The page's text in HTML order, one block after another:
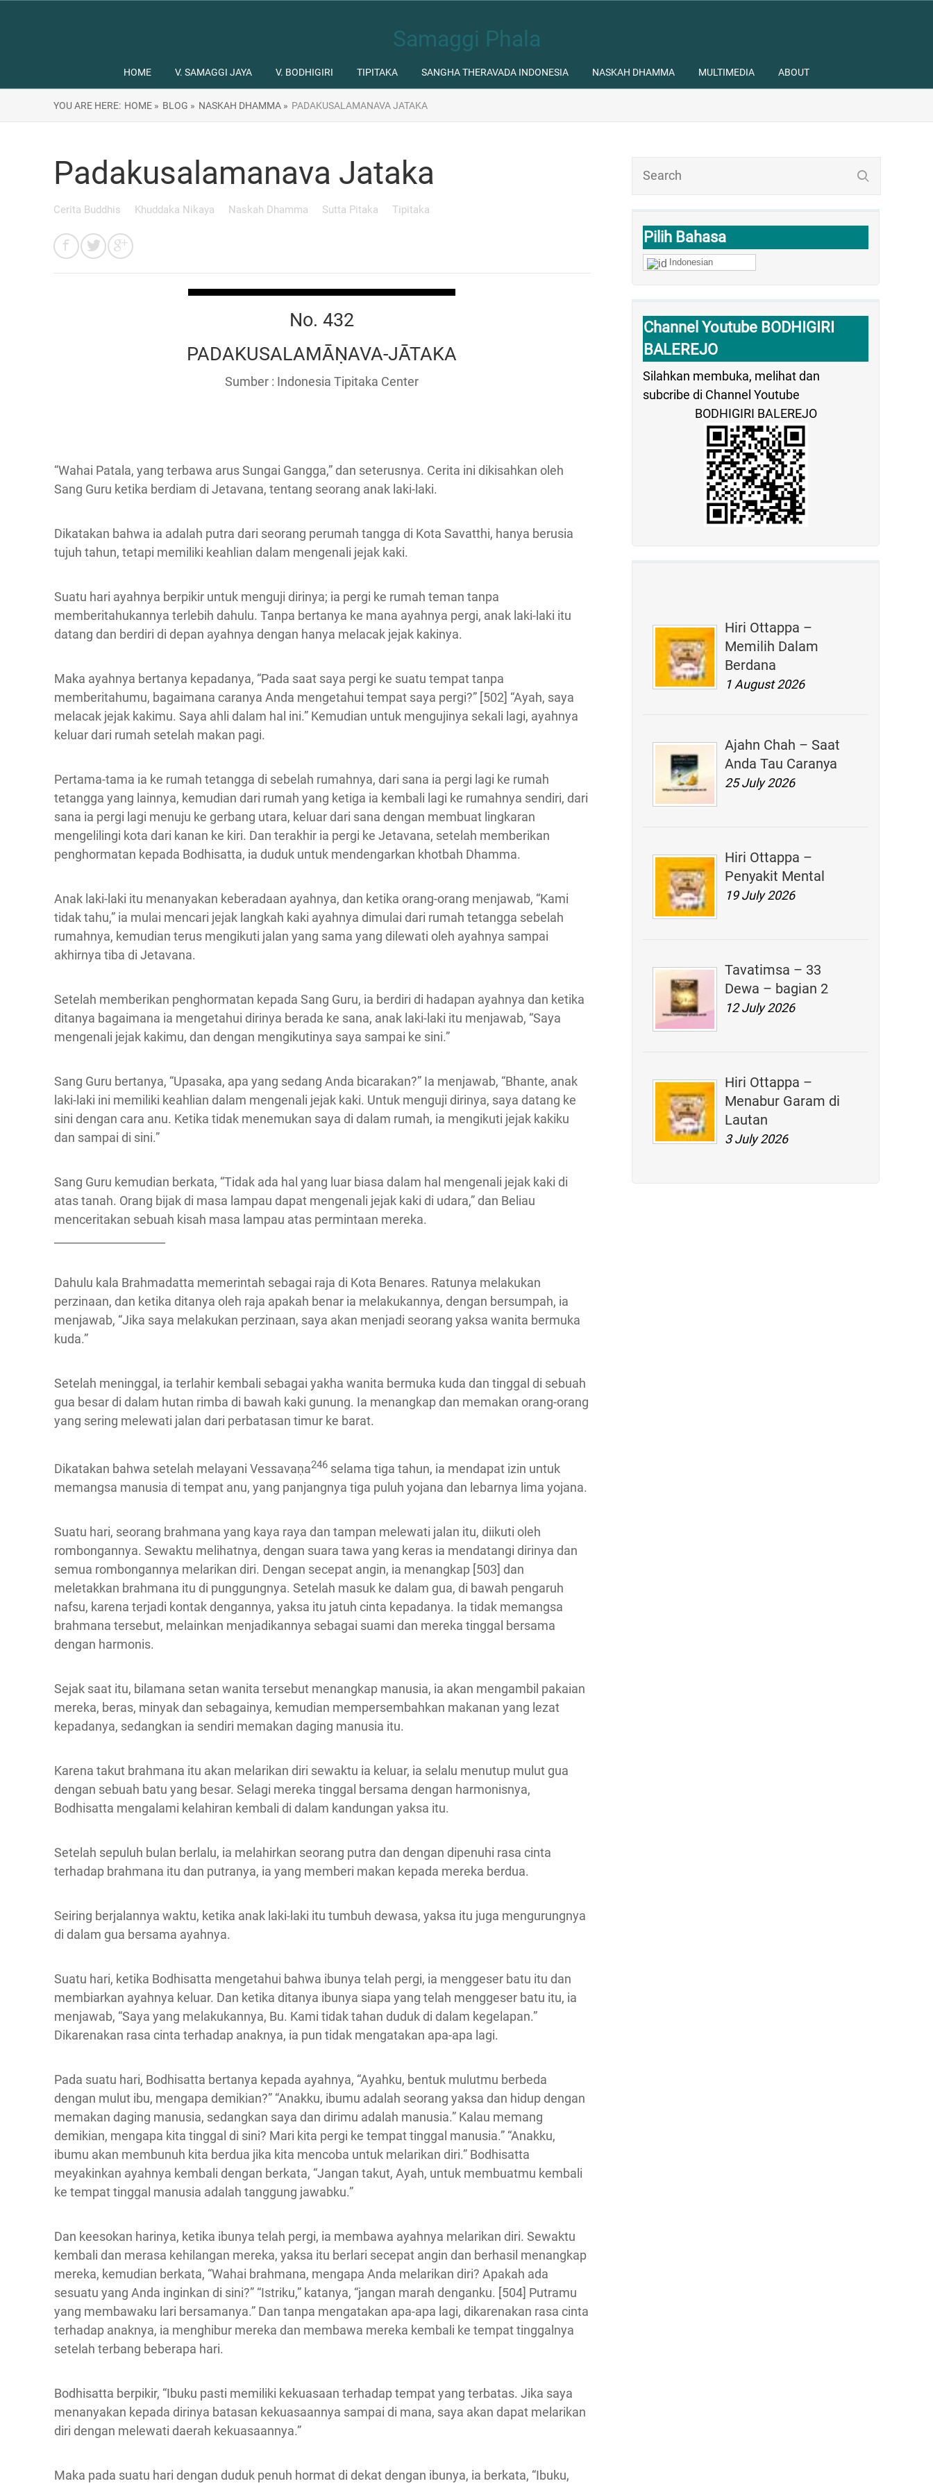
Samaggi Phala
HOME V. SAMAGGI JAYA V. BODHIGIRI TIPITAKA SANGHA THERAVADA INDONESIA NASKAH DHAMMA MULTIMEDIA ABOUT
YOU ARE HERE: HOME » BLOG » NASKAH DHAMMA » PADAKUSALAMANAVA JATAKA
Pilih Bahasa
Indonesian
Channel Youtube BODHIGIRI
BALEREJO
Silahkan membuka, melihat dan
subcribe di Channel Youtube
BODHIGIRI BALEREJO
Hiri Ottappa –
Memilih Dalam
Berdana
1 August 2026
Ajahn Chah – Saat
Anda Tau Caranya
25 July 2026
Hiri Ottappa –
Penyakit Mental
19 July 2026
Tavatimsa – 33
Dewa – bagian 2
12 July 2026
Hiri Ottappa –
Menabur Garam di
Lautan
3 July 2026
Padakusalamanava Jataka
Cerita Buddhis Khuddaka Nikaya Naskah Dhamma Sutta Pitaka Tipitaka
No. 432
PADAKUSALAMĀṆAVA-JĀTAKA
Sumber : Indonesia Tipitaka Center
“Wahai Patala, yang terbawa arus Sungai Gangga,” dan seterusnya. Cerita ini dikisahkan oleh
Sang Guru ketika berdiam di Jetavana, tentang seorang anak laki-laki.
Dikatakan bahwa ia adalah putra dari seorang perumah tangga di Kota Savatthi, hanya berusia
tujuh tahun, tetapi memiliki keahlian dalam mengenali jejak kaki.
Suatu hari ayahnya berpikir untuk menguji dirinya; ia pergi ke rumah teman tanpa
memberitahukannya terlebih dahulu. Tanpa bertanya ke mana ayahnya pergi, anak laki-laki itu
datang dan berdiri di depan ayahnya dengan hanya melacak jejak kakinya.
Maka ayahnya bertanya kepadanya, “Pada saat saya pergi ke suatu tempat tanpa
memberitahumu, bagaimana caranya Anda mengetahui tempat saya pergi?” [502] “Ayah, saya
melacak jejak kakimu. Saya ahli dalam hal ini.” Kemudian untuk mengujinya sekali lagi, ayahnya
keluar dari rumah setelah makan pagi.
Pertama-tama ia ke rumah tetangga di sebelah rumahnya, dari sana ia pergi lagi ke rumah
tetangga yang lainnya, kemudian dari rumah yang ketiga ia kembali lagi ke rumahnya sendiri, dari
sana ia pergi lagi menuju ke gerbang utara, keluar dari sana dengan membuat lingkaran
mengelilingi kota dari kanan ke kiri. Dan terakhir ia pergi ke Jetavana, setelah memberikan
penghormatan kepada Bodhisatta, ia duduk untuk mendengarkan khotbah Dhamma.
Anak laki-laki itu menanyakan keberadaan ayahnya, dan ketika orang-orang menjawab, “Kami
tidak tahu,” ia mulai mencari jejak langkah kaki ayahnya dimulai dari rumah tetangga sebelah
rumahnya, kemudian terus mengikuti jalan yang sama yang dilewati oleh ayahnya sampai
akhirnya tiba di Jetavana.
Setelah memberikan penghormatan kepada Sang Guru, ia berdiri di hadapan ayahnya dan ketika
ditanya bagaimana ia mengetahui dirinya berada ke sana, anak laki-laki itu menjawab, “Saya
mengenali jejak kakimu, dan dengan mengikutinya saya sampai ke sini.”
Sang Guru bertanya, “Upasaka, apa yang sedang Anda bicarakan?” Ia menjawab, “Bhante, anak
laki-laki ini memiliki keahlian dalam mengenali jejak kaki. Untuk menguji dirinya, saya datang ke
sini dengan cara anu. Ketika tidak menemukan saya di dalam rumah, ia mengikuti jejak kakiku
dan sampai di sini.”
Sang Guru kemudian berkata, “Tidak ada hal yang luar biasa dalam hal mengenali jejak kaki di
atas tanah. Orang bijak di masa lampau dapat mengenali jejak kaki di udara,” dan Beliau
menceritakan sebuah kisah masa lampau atas permintaan mereka.
Dahulu kala Brahmadatta memerintah sebagai raja di Kota Benares. Ratunya melakukan
perzinaan, dan ketika ditanya oleh raja apakah benar ia melakukannya, dengan bersumpah, ia
menjawab, “Jika saya melakukan perzinaan, saya akan menjadi seorang yaksa wanita bermuka
kuda.”
Setelah meninggal, ia terlahir kembali sebagai yakha wanita bermuka kuda dan tinggal di sebuah
gua besar di dalam hutan rimba di bawah kaki gunung. Ia menangkap dan memakan orang-orang
yang sering melewati jalan dari perbatasan timur ke barat.
Dikatakan bahwa setelah melayani Vessavaṇa246 selama tiga tahun, ia mendapat izin untuk
memangsa manusia di tempat anu, yang panjangnya tiga puluh yojana dan lebarnya lima yojana.
Suatu hari, seorang brahmana yang kaya raya dan tampan melewati jalan itu, diikuti oleh
rombongannya. Sewaktu melihatnya, dengan suara tawa yang keras ia mendatangi dirinya dan
semua rombongannya melarikan diri. Dengan secepat angin, ia menangkap [503] dan
meletakkan brahmana itu di punggungnya. Setelah masuk ke dalam gua, di bawah pengaruh
nafsu, karena terjadi kontak dengannya, yaksa itu jatuh cinta kepadanya. Ia tidak memangsa
brahmana tersebut, melainkan menjadikannya sebagai suami dan mereka tinggal bersama
dengan harmonis.
Sejak saat itu, bilamana setan wanita tersebut menangkap manusia, ia akan mengambil pakaian
mereka, beras, minyak dan sebagainya, kemudian mempersembahkan makanan yang lezat
kepadanya, sedangkan ia sendiri memakan daging manusia itu.
Karena takut brahmana itu akan melarikan diri sewaktu ia keluar, ia selalu menutup mulut gua
dengan sebuah batu yang besar. Selagi mereka tinggal bersama dengan harmonisnya,
Bodhisatta mengalami kelahiran kembali di dalam kandungan yaksa itu.
Setelah sepuluh bulan berlalu, ia melahirkan seorang putra dan dengan dipenuhi rasa cinta
terhadap brahmana itu dan putranya, ia yang memberi makan kepada mereka berdua.
Seiring berjalannya waktu, ketika anak laki-laki itu tumbuh dewasa, yaksa itu juga mengurungnya
di dalam gua bersama ayahnya.
Suatu hari, ketika Bodhisatta mengetahui bahwa ibunya telah pergi, ia menggeser batu itu dan
membiarkan ayahnya keluar. Dan ketika ditanya ibunya siapa yang telah menggeser batu itu, ia
menjawab, “Saya yang melakukannya, Bu. Kami tidak tahan duduk di dalam kegelapan.”
Dikarenakan rasa cinta terhadap anaknya, ia pun tidak mengatakan apa-apa lagi.
Pada suatu hari, Bodhisatta bertanya kepada ayahnya, “Ayahku, bentuk mulutmu berbeda
dengan mulut ibu, mengapa demikian?” “Anakku, ibumu adalah seorang yaksa dan hidup dengan
memakan daging manusia, sedangkan saya dan dirimu adalah manusia.” Kalau memang
demikian, mengapa kita tinggal di sini? Mari kita pergi ke tempat tinggal manusia.” “Anakku,
ibumu akan membunuh kita berdua jika kita mencoba untuk melarikan diri.” Bodhisatta
meyakinkan ayahnya kembali dengan berkata, “Jangan takut, Ayah, untuk membuatmu kembali
ke tempat tinggal manusia adalah tanggung jawabku.”
Dan keesokan harinya, ketika ibunya telah pergi, ia membawa ayahnya melarikan diri. Sewaktu
kembali dan merasa kehilangan mereka, yaksa itu berlari secepat angin dan berhasil menangkap
mereka, kemudian berkata, “Wahai brahmana, mengapa Anda melarikan diri? Apakah ada
sesuatu yang Anda inginkan di sini?” “Istriku,” katanya, “jangan marah denganku. [504] Putramu
yang membawaku lari bersamanya.” Dan tanpa mengatakan apa-apa lagi, dikarenakan rasa cinta
terhadap anaknya, ia menghibur mereka dan membawa mereka kembali ke tempat tinggalnya
setelah terbang beberapa hari.
Bodhisatta berpikir, “Ibuku pasti memiliki kekuasaan terhadap tempat yang terbatas. Jika saya
menanyakan kepada dirinya batasan kekuasaannya sampai di mana, saya akan dapat melarikan
diri dengan melewati daerah kekuasaannya.”
Maka pada suatu hari dengan duduk penuh hormat di dekat dengan ibunya, ia berkata, “Ibuku,